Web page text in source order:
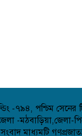
-৭৯৪, পশ্চিম সেনের
-মঠবাড়িয়া,জেলা-
মাধ্যমটি